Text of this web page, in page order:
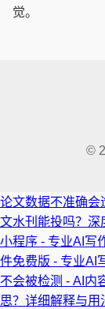
觉。
©
论文数据不准确会
文水刊能投吗？深
小程序 - 专业AI写
件免费版 - 专业AI
不会被检测 - AI内
思？详细解释与用